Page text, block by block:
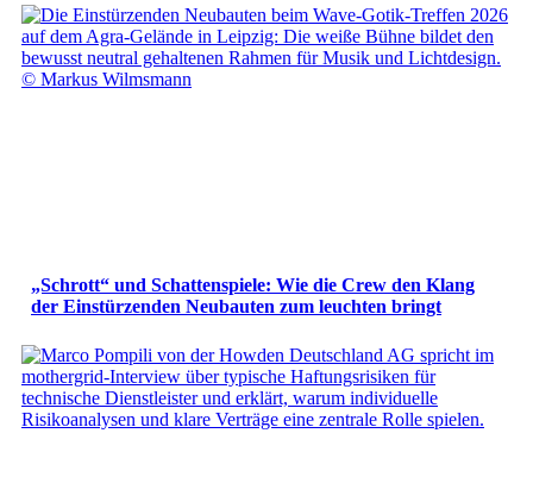
„Schrott“ und Schattenspiele: Wie die Crew den Klang
der Einstürzenden Neubauten zum leuchten bringt